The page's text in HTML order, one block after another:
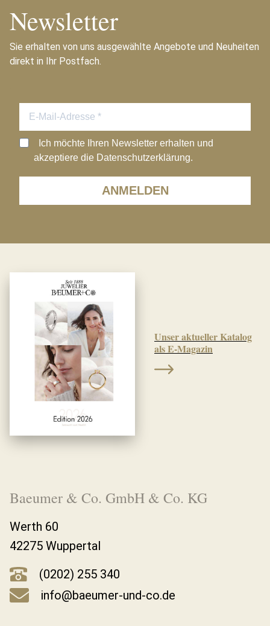
Newsletter
Sie erhalten von uns ausgewählte Angebote und Neuheiten
direkt in Ihr Postfach.
ANMELDEN
Ich möchte Ihren Newsletter erhalten und
akzeptiere die Datenschutzerklärung.
Unser aktueller Katalog
als E-Magazin
Baeumer & Co. GmbH & Co. KG
Werth 60
42275 Wuppertal
(0202) 255 340
info@baeumer-und-co.de